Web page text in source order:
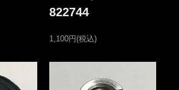
822744
1,100円(税込)